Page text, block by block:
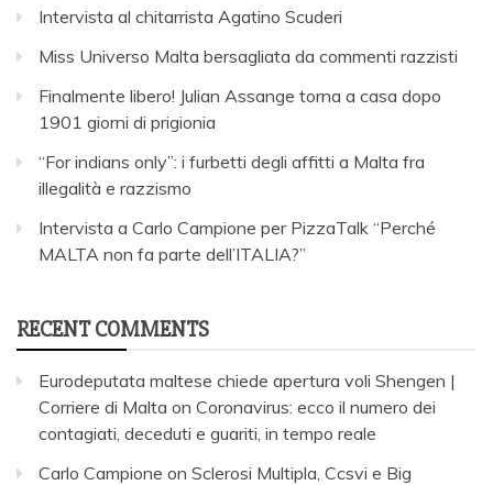
Intervista al chitarrista Agatino Scuderi
Miss Universo Malta bersagliata da commenti razzisti
Finalmente libero! Julian Assange torna a casa dopo
1901 giorni di prigionia
“For indians only”: i furbetti degli affitti a Malta fra
illegalità e razzismo
Intervista a Carlo Campione per PizzaTalk “Perché
MALTA non fa parte dell’ITALIA?”
RECENT COMMENTS
Eurodeputata maltese chiede apertura voli Shengen |
Corriere di Malta on Coronavirus: ecco il numero dei
contagiati, deceduti e guariti, in tempo reale
Carlo Campione on Sclerosi Multipla, Ccsvi e Big